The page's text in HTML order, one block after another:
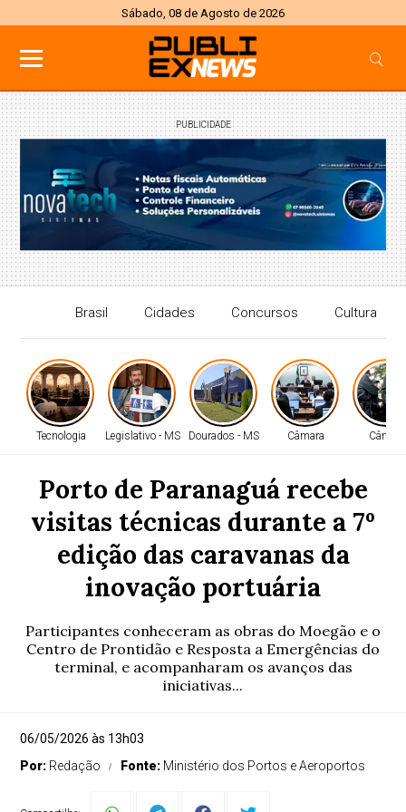
Sábado, 08 de Agosto de 2026
PUBLICIDADE
Brasil Cidades Concursos Cultura
Tecnologia Legislativo - MS Dourados - MS Câmara Câmara
Porto de Paranaguá recebe
visitas técnicas durante a 7º
edição das caravanas da
inovação portuária
Participantes conheceram as obras do Moegão e o
Centro de Prontidão e Resposta a Emergências do
terminal, e acompanharam os avanços das
iniciativas...
06/05/2026 às 13h03
Por: Redação Fonte: Ministério dos Portos e Aeroportos